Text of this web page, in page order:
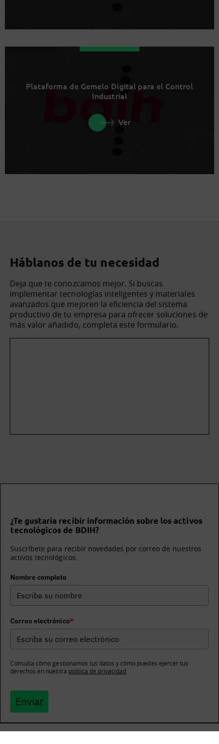
Plataforma de Gemelo Digital para el Control
Industrial
Ver
Háblanos de tu necesidad
Deja que te conozcamos mejor. Si buscas
implementar tecnologías inteligentes y materiales
avanzados que mejoren la eficiencia del sistema
productivo de tu empresa para ofrecer soluciones de
más valor añadido, completa este formulario.
¿Te gustaría recibir información sobre los activos
tecnológicos de BDIH?
Suscríbete para recibir novedades por correo de nuestros
activos tecnológicos.
Nombre completo
Correo electrónico*
Consulta cómo gestionamos tus datos y cómo puedes ejercer tus
derechos en nuestra política de privacidad.
Enviar